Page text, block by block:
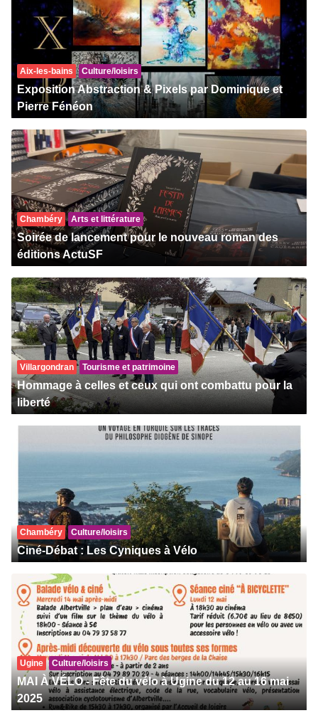
Aix-les-bains Culture/loisirs
Exposition Abstraction & Pixels par Dominique et
Pierre Fénéon
Chambéry Arts et littérature
Soirée de lancement pour le nouveau roman des
éditions ActuSF
Villargondran Tourisme et patrimoine
Hommage à celles et ceux qui ont combattu pour la
liberté
Chambéry Culture/loisirs
Ciné-Débat : Les Cyniques à Vélo
Ugine Culture/loisirs
MAI À VÉLO - Fête du vélo à Ugine du 12 au 16 mai
2025